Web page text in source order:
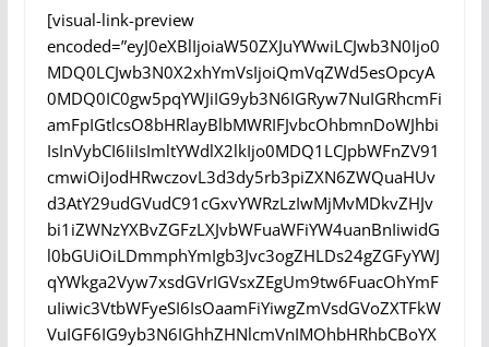
[visual-link-preview
encoded=”eyJ0eXBlIjoiaW50ZXJuYWwiLCJwb3N0Ijo0
MDQ0LCJwb3N0X2xhYmVsIjoiQmVqZWd5esOpcyA
0MDQ0IC0gw5pqYWJiIG9yb3N6IGRyw7NuIGRhcmFi
amFpIGtlcsO8bHRlayBlbMWRIFJvbcOhbmnDoWJhbi
IsInVybCI6IiIsImltYWdlX2lkIjo0MDQ1LCJpbWFnZV91
cmwiOiJodHRwczovL3d3dy5rb3piZXN6ZWQuaHUv
d3AtY29udGVudC91cGxvYWRzLzIwMjMvMDkvZHJv
bi1iZWNzYXBvZGFzLXJvbWFuaWFiYW4uanBnIiwidG
l0bGUiOiLDmmphYmIgb3Jvc3ogZHLDs24gZGFyYWJ
qYWkga2Vyw7xsdGVrIGVsxZEgUm9tw6FuacOhYmF
uIiwic3VtbWFyeSI6IsOaamFiYiwgZmVsdGVoZXTFkW
VuIGF6IG9yb3N6IGhhZHNlcmVnIMOhbHRhbCBoYX